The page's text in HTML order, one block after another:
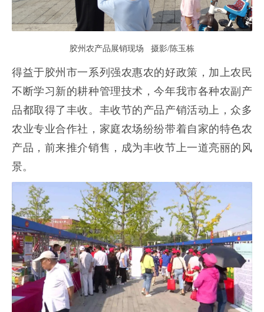
胶州农产品展销现场 摄影/陈玉栋
得益于胶州市一系列强农惠农的好政策，加上农民
不断学习新的耕种管理技术，今年我市各种农副产
品都取得了丰收。丰收节的产品产销活动上，众多
农业专业合作社，家庭农场纷纷带着自家的特色农
产品，前来推介销售，成为丰收节上一道亮丽的风
景。